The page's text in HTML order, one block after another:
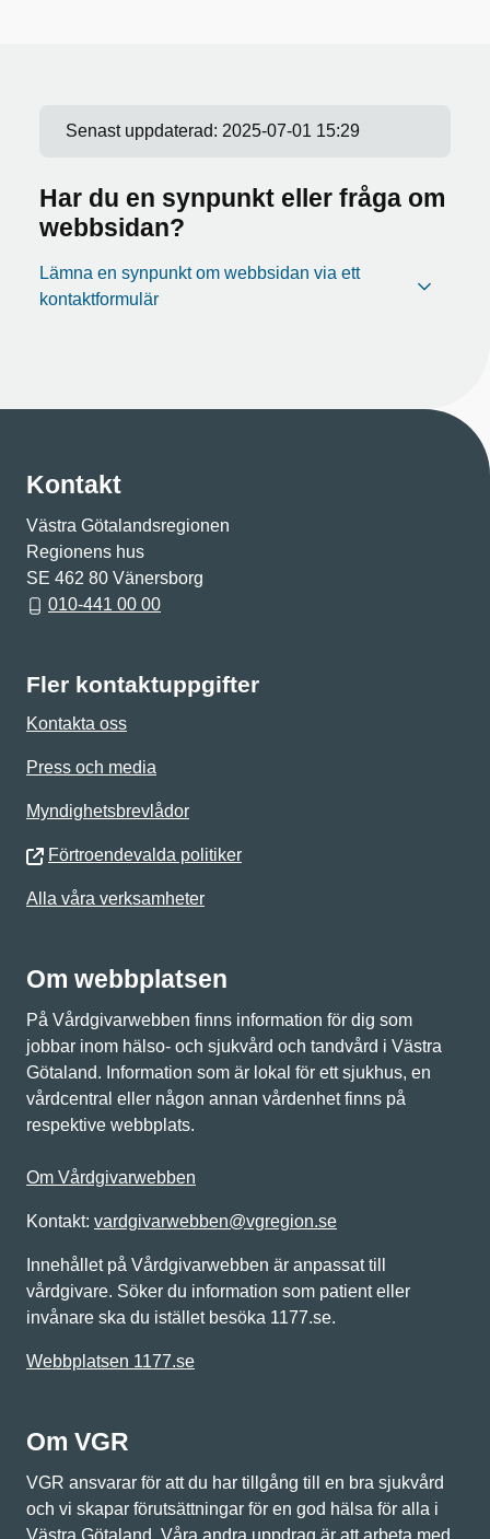
Senast uppdaterad: 2025-07-01 15:29
Har du en synpunkt eller fråga om
webbsidan?
Lämna en synpunkt om webbsidan via ett
kontaktformulär
Kontakt
Västra Götalandsregionen
Regionens hus
SE 462 80 Vänersborg
010-441 00 00
Fler kontaktuppgifter
Kontakta oss
Press och media
Myndighetsbrevlådor
Förtroendevalda politiker
Alla våra verksamheter
Om webbplatsen
På Vårdgivarwebben finns information för dig som
jobbar inom hälso- och sjukvård och tandvård i Västra
Götaland. Information som är lokal för ett sjukhus, en
vårdcentral eller någon annan vårdenhet finns på
respektive webbplats.
Om Vårdgivarwebben
Kontakt: vardgivarwebben@vgregion.se
Innehållet på Vårdgivarwebben är anpassat till
vårdgivare. Söker du information som patient eller
invånare ska du istället besöka 1177.se.
Webbplatsen 1177.se
Om VGR
VGR ansvarar för att du har tillgång till en bra sjukvård
och vi skapar förutsättningar för en god hälsa för alla i
Västra Götaland. Våra andra uppdrag är att arbeta med